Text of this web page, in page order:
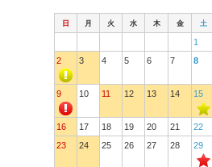
日 月 火 水 木 金 土
1
2
3 4 5 6 7 8
9 10 11 12 13 14 15
16 17 18 19 20 21
22
23
24 25 26 27 28 29